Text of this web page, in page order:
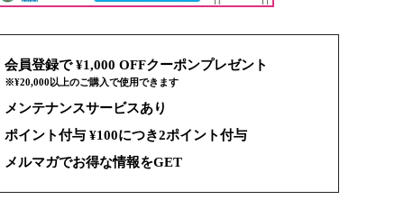
会員登録で ¥1,000 OFFクーポンプレゼント
※¥20,000以上のご購入で使用できます
メンテナンスサービスあり
ポイント付与 ¥100につき2ポイント付与
メルマガでお得な情報をGET